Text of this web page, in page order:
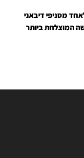
מסניפי דיבאני
המוצלחת ביותר